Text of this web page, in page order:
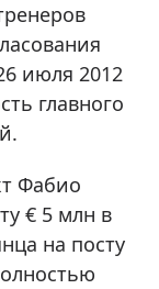
июля 2012
главного
Фабио
€ 5 млн в
на посту